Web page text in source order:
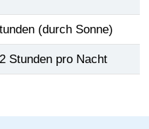
(durch Sonne)
Stunden pro Nacht